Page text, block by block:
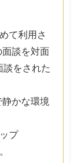
て利用さ
談を対面
談をされた
かな環境
プ